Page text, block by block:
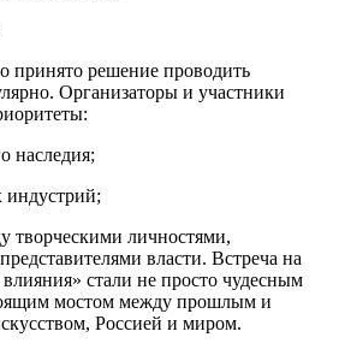
принято решение проводить
Организаторы и участники
наследия;
индустрий;
творческими личностями,
власти. Встреча на
стали не просто чудесным
мостом между прошлым и
Россией и миром.